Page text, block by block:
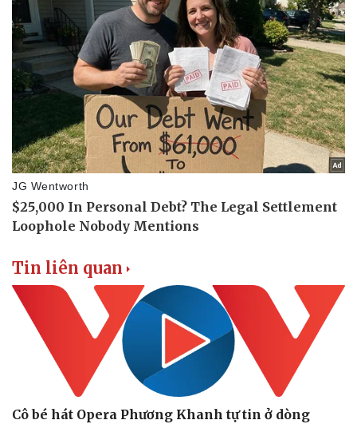
Tin liên quan
Cô bé hát Opera Phương Khanh tự tin ở dòng